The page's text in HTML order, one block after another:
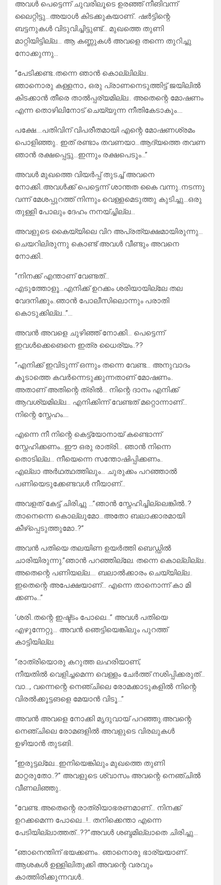
അവൾ പെട്ടെന്ന് ചുവരിലൂടെ ഉരഞ്ഞ് നീങിവന്ന്
ലൈറ്റിട്ടു…അയാൾ കിടക്കുകയാണ്.. ഷർട്ടിന്റെ
ബട്ടനുകൾ വിടുവിച്ചിട്ടുണ്ട്… മുഖത്തെ തുണി
മാറ്റിയിട്ടില്ല… ആ കണ്ണുകൾ അവളെ തന്നെ തുറിച്ചു
നോക്കുന്നു…
“പേടിക്കണ്ട..തന്നെ ഞാൻ കൊല്ലില്ല..
ഞാനൊരു കള്ളനാ., ഒരു പ്രാണനെടുത്തിട്ട് ജയിലിൽ
കിടക്കാൻ തീരെ താൽപ്പര്യമില്ല.. അതെന്റെ മോഷണം
എന്ന തൊഴിലിനോട് ചെയ്യുന്ന നീതികേടാകും….
പക്ഷേ….പതിവിന് വിപരീതമായി എന്റെ മോഷണശ്രമം
പൊളിഞ്ഞു.. ഇത് രണ്ടാം തവണയാ…ആദ്യത്തെ തവണ
ഞാൻ രക്ഷപ്പെട്ടു…ഇന്നും രക്ഷപെടും…”
അവൾ മുഖത്തെ വിയർപ്പ് തുടച്ച് അവനെ
നോക്കി..അവൾക്ക് പെട്ടെന്ന് ശാന്തത കൈ വന്നു..നടന്നു
വന്ന് മേശപ്പുറത്ത് നിന്നും വെള്ളമെടുത്തു കുടിച്ചു…ഒരു
തുള്ളി പോലും ദേഹം നനയ്ച്ചില്ല…
അവളുടെ കൈയ്യിലെ വിറ അപ്രത്യക്ഷമായിരുന്നു…
ചെയറിലിരുന്നു കൊണ്ട് അവൾ വീണ്ടും അവനെ
നോക്കി..
“നിനക്ക് എന്താണ് വേണ്ടത്…
എടുത്തോളൂ…എനിക്ക് ഉറക്കം ശരിയായില്ലേ തല
വേദനിക്കും..ഞാൻ പോലീസിലൊന്നും പരാതി
കൊടുക്കില്ല…”…
അവൻ അവളെ ചുഴിഞ്ഞ് നോക്കി… പെട്ടെന്ന്
ഇവൾക്കെങെനെ ഇത്ര ധൈര്യം..??
“എനിക്ക് ഇവിടുന്ന് ഒന്നും തന്നെ വേണ്ട… അനുവാദം
കൂടാത്തെ കവർന്നെടുക്കുന്നതാണ് മോഷണം..
അതാണ് അതിന്റെ ത്രിൽ… നിന്റെ ദാനം എനിക്ക്
ആവശ്യമില്ല… എനിക്കിന്ന് വേണ്ടത് മറ്റൊന്നാണ്…
നിന്റെ സ്നേഹം….
എന്നെ നീ നിന്റെ കെട്ട്യോനായ് കണ്ടൊന്ന്
സ്നേഹിക്കണം…ഈ ഒരു രാത്രി… ഞാൻ നിന്നെ
തൊടില്ല… നീയെന്നെ സന്തോഷിപ്പിക്കണം..
എല്ലാ അർഥത്ഥത്തിലും… ചുരുക്കം പറഞ്ഞാൽ
പണിയെടുക്കേണ്ടവൾ നീയാണ്…
അവളത് കേട്ട് ചിരിച്ചു …”ഞാൻ സ്നേഹിച്ചില്ലെങ്കിൽ..?
താനെന്നെ കൊല്ലുമോ…അതോ ബലാക്കാരമായി
കീഴ്പ്പെടുത്തുമോ..?”
അവൻ പതിയെ തലയിണ ഉയർത്തി ബെഡ്ഡിൽ
ചാരിയിരുന്നു.”ഞാൻ പറഞ്ഞില്ലേ. തന്നെ കൊല്ലില്ല..
അതെന്റെ പണിയല്ല…. ബലാൽക്കാരം ചെയ്യില്ല..
ഇതെന്റെ അപേക്ഷയാണ്… എന്നെ താനൊന്ന് കാ മി
ക്കണം…”
‘ശരി..തന്റെ ഇഷ്ട്ടം പോലെ…” അവൾ പതിയെ
എഴുന്നേറ്റു… അവൻ ഞെട്ടിയെങ്കിലും പുറത്ത്
കാട്ടിയില്ല.
“രാത്രിയൊരു കറുത്ത ലഹരിയാണ്,
നീയതിൽ വെളിച്ചമെന്ന വെള്ളം ചേർത്ത് നശിപ്പിക്കരുത്…
വാ…, വന്നെന്റെ നെഞ്ചിലെ രോമക്കാടുകളിൽ നിന്റെ
വിരൽക്കൂട്ടങളെ മേയാൻ വിടൂ…”
അവൻ അവളെ നോക്കി മൃദുവായ് പറഞ്ഞു.അവന്റെ
നെഞ്ചിലെ രോമങളിൽ അവളുടെ വിരലുകൾ
ഉഴിയാൻ തുടങി..
“ഇരുട്ടല്ലേ…ഇനിയെങ്കിലും മുഖത്തെ തുണി
മാറ്റരുതോ..?” അവളുടെ ശ്വാസം അവന്റെ നെഞ്ചിൽ
വീണലിഞ്ഞു..
“വേണ്ട..അതെന്റെ രാത്രിയാഭരണമാണ്… നിനക്ക്
ഉറക്കമെന്ന പോലെ…!.. തനിക്കെന്താ എന്നെ
പേടിയില്ലാത്തത്…??”അവൾ ശബ്ദമില്ലാതെ ചിരിച്ചു…
“ഞാനെന്തിന് ഭയക്കണം.. ഞാനൊരു ഭാര്യയാണ്‌..
ആശകൾ ഉള്ളിലിതുക്കി അവന്റെ വരവും
കാത്തിരിക്കുന്നവൾ..